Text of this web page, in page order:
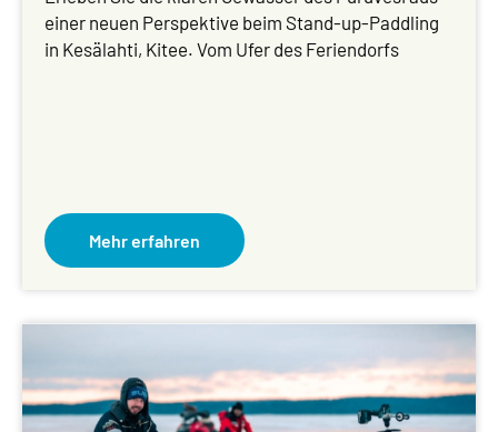
einer neuen Perspektive beim Stand-up-Paddling
in Kesälahti, Kitee. Vom Ufer des Feriendorfs
Mehr erfahren